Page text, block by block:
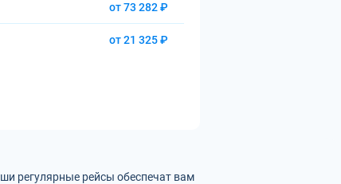
от 73 282 ₽
от 21 325 ₽
регулярные рейсы обеспечат вам